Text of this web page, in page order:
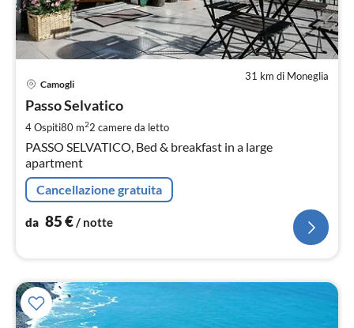
31 km di Moneglia
Camogli
Passo Selvatico
4 Ospiti80 m22 camere da letto
PASSO SELVATICO, Bed & breakfast in a large
apartment
Cancellazione gratuita
da 85€/ notte